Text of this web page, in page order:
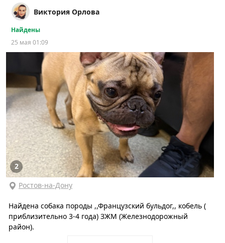
Виктория Орлова
Найдены
25 мая 01:09
2
Ростов-на-Дону
Найдена собака породы ,,Французский бульдог,, кобель (
приблизительно 3-4 года) ЗЖМ (Железнодорожный
район).